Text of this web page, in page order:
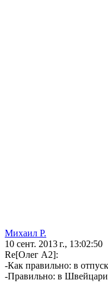
Михаил Р.
10 сент. 2013 г., 13:02:50
Re[Олег А2]:
-Как правильно: в
-Правильно: в